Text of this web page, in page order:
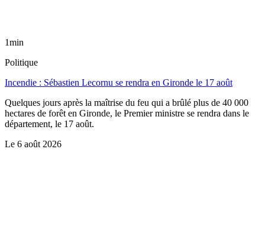
1min
Politique
Incendie : Sébastien Lecornu se rendra en Gironde le 17 août
Quelques jours après la maîtrise du feu qui a brûlé plus de 40 000
hectares de forêt en Gironde, le Premier ministre se rendra dans le
département, le 17 août.
Le 6 août 2026